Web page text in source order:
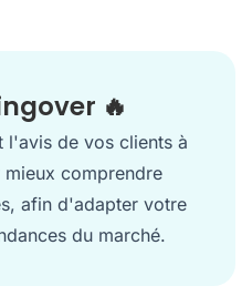
🔥
l'avis de vos clients à
mieux comprendre
afin d'adapter votre
du marché.